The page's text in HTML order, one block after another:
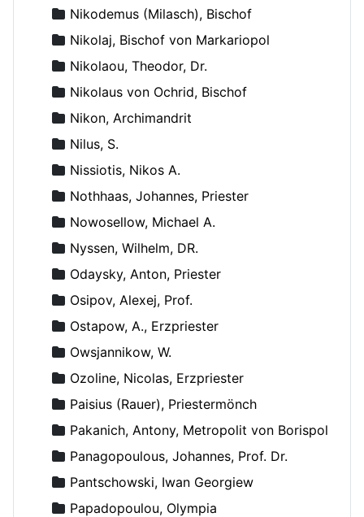
Nikodemus (Milasch), Bischof
Nikolaj, Bischof von Markariopol
Nikolaou, Theodor, Dr.
Nikolaus von Ochrid, Bischof
Nikon, Archimandrit
Nilus, S.
Nissiotis, Nikos A.
Nothhaas, Johannes, Priester
Nowosellow, Michael A.
Nyssen, Wilhelm, DR.
Odaysky, Anton, Priester
Osipov, Alexej, Prof.
Ostapow, A., Erzpriester
Owsjannikow, W.
Ozoline, Nicolas, Erzpriester
Paisius (Rauer), Priestermönch
Pakanich, Antony, Metropolit von Borispol
Panagopoulous, Johannes, Prof. Dr.
Pantschowski, Iwan Georgiew
Papadopoulou, Olympia